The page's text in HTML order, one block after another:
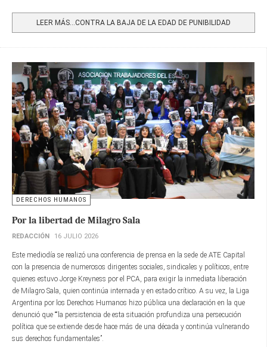
LEER MÁS…CONTRA LA BAJA DE LA EDAD DE PUNIBILIDAD
DERECHOS HUMANOS
Por la libertad de Milagro Sala
REDACCIÓN 16 JULIO 2026
Este mediodía se realizó una conferencia de prensa en la sede de ATE Capital
con la presencia de numerosos dirigentes sociales, sindicales y políticos, entre
quienes estuvo Jorge Kreyness por el PCA, para exigir la inmediata liberación
de Milagro Sala, quien continúa internada y en estado crítico. A su vez, la Liga
Argentina por los Derechos Humanos hizo pública una declaración en la que
denunció que ““la persistencia de esta situación profundiza una persecución
política que se extiende desde hace más de una década y continúa vulnerando
sus derechos fundamentales”.